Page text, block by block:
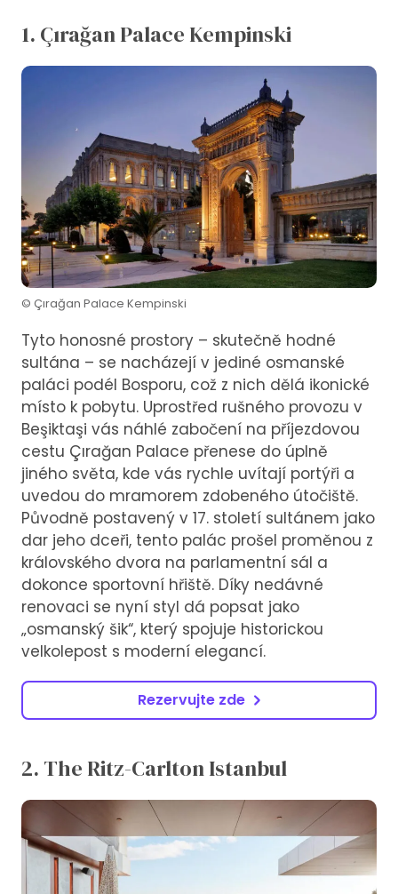
1. Çırağan Palace Kempinski
© Çırağan Palace Kempinski
Tyto honosné prostory – skutečně hodné
sultána – se nacházejí v jediné osmanské
paláci podél Bosporu, což z nich dělá ikonické
místo k pobytu. Uprostřed rušného provozu v
Beşiktaşi vás náhlé zabočení na příjezdovou
cestu Çırağan Palace přenese do úplně
jiného světa, kde vás rychle uvítají portýři a
uvedou do mramorem zdobeného útočiště.
Původně postavený v 17. století sultánem jako
dar jeho dceři, tento palác prošel proměnou z
královského dvora na parlamentní sál a
dokonce sportovní hřiště. Díky nedávné
renovaci se nyní styl dá popsat jako
„osmanský šik“, který spojuje historickou
velkolepost s moderní elegancí.
Rezervujte zde
2. The Ritz-Carlton Istanbul